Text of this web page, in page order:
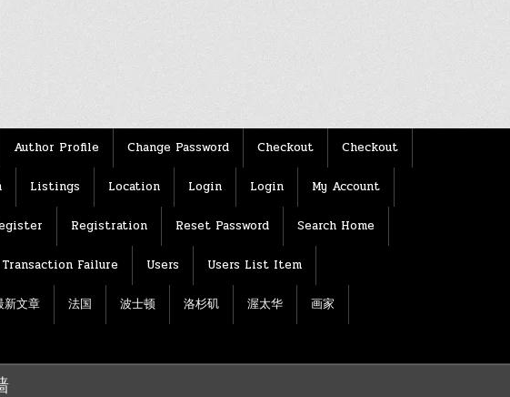
Author Profile Change Password Checkout Checkout
Listings Location Login Login My Account
Registration Reset Password Search Home
Transaction Failure Users Users List Item
新文章 法国 波士顿 洛杉矶 渥太华 画家